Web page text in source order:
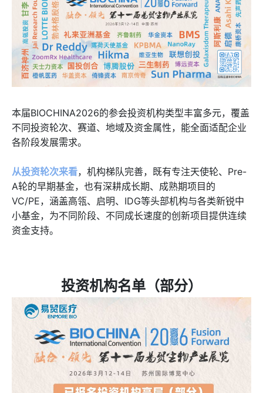
本届BIOCHINA2026的参会投资机构类型丰富多元，覆盖
不同投资轮次、赛道、地域及资金属性，能全面适配企业
各阶段发展需求。
从投资轮次来看，机构梯队完善，既有专注天使轮、Pre-
A轮的早期基金，也有深耕成长期、成熟期项目的
VC/PE，涵盖高瓴、启明、IDG等头部机构与各类新锐中
小基金，为不同阶段、不同成长速度的创新项目提供连续
资金支持。
投资机构名单（部分）